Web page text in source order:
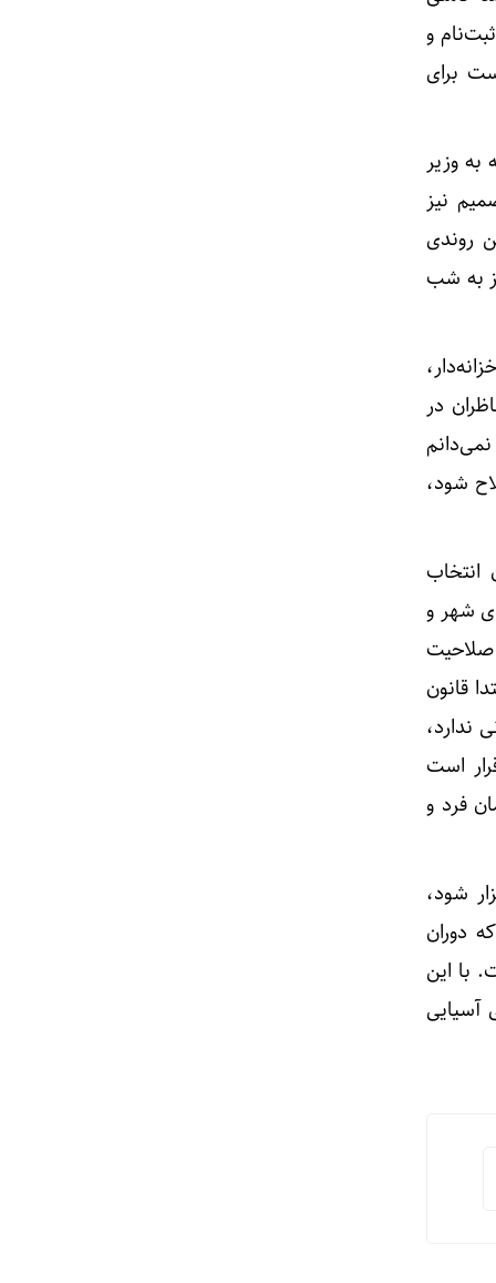
و
برای
به وزیر
نیز
روندی
به شب
در
شود،
شهر و
صلاحیت
قانون
ندارد،
است
فرد و
شود،
دوران
با این
آسیایی